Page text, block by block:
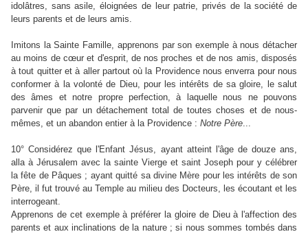
idolâtres, sans asile, éloignées de leur patrie, privés de la société de
leurs parents et de leurs amis.
Imitons la Sainte Famille, apprenons par son exemple à nous détacher
au moins de cœur et d'esprit, de nos proches et de nos amis, disposés
à tout quitter et à aller partout où la Providence nous enverra pour nous
conformer à la volonté de Dieu, pour les intérêts de sa gloire, le salut
des âmes et notre propre perfection, à laquelle nous ne pouvons
parvenir que par un détachement total de toutes choses et de nous-
mêmes, et un abandon entier à la Providence : Notre Père...
10° Considérez que l'Enfant Jésus, ayant atteint l'âge de douze ans,
alla à Jérusalem avec la sainte Vierge et saint Joseph pour y célébrer
la fête de Pâques ; ayant quitté sa divine Mère pour les intérêts de son
Père, il fut trouvé au Temple au milieu des Docteurs, les écoutant et les
interrogeant.
Apprenons de cet exemple à préférer la gloire de Dieu à l'affection des
parents et aux inclinations de la nature ; si nous sommes tombés dans